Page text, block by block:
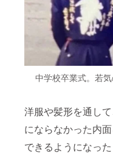
中学校卒業式。若気
洋服や髪形を通し
にならなかった内
できるようになった